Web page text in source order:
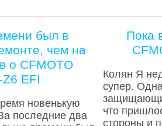
был в
чем на
о CFMOTO
EFI
новенькую
последние два
Пока
Колян Я
супер.
что
стороны и